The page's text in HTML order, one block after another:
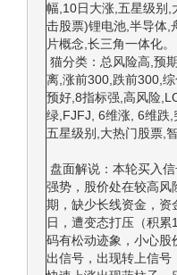
幅,10日大涨,五星级别,
击股票)锂电池,半导体,
片概念,长三角一体化。
猫分类：总风险高,预
离,涨前300,跌前300,
预好,8指标强,高风险
绿,FJFJ, 6维涨, 6维跌,
五星级别,大热门股票,
盘面解说：本轮买入
强势，股价处在较高风
期，缺少长线资金，资
日，遭变态打压（积
码有松动迹象，小心股
出信号，出现转上信号